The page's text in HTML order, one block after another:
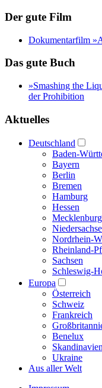
Der gute Film
Dokumentarfilm
Das gute Buch
»Smashing the
der Prohibition
Aktuelles
Deutschland
Baden-
Bayern
Berlin
Bremen
Hamburg
Hessen
Nordrhein-
Rheinland-
Sachsen
Schleswig-
Europa
Österreich
Schweiz
Frankreich
Benelux
Ukraine
Aus aller Welt